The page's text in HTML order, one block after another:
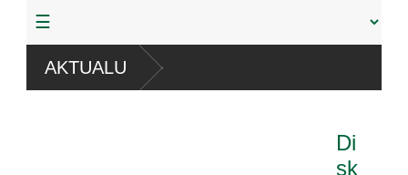
AKTUALU
Di
sk